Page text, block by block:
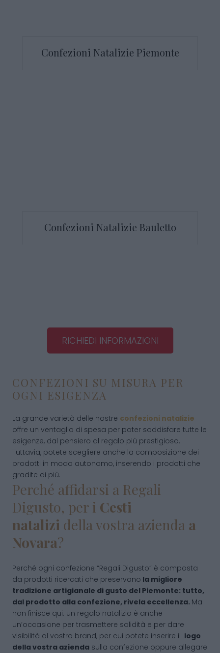
Confezioni Natalizie Piemonte
Confezioni Natalizie Bauletto
RICHIEDI INFORMAZIONI
CONFEZIONI SU MISURA PER
OGNI ESIGENZA
La grande varietà delle nostre confezioni natalizie
offre un ventaglio di spesa per poter soddisfare tutte le
esigenze, dal pensiero al regalo più prestigioso.
Tuttavia, potete scegliere anche la composizione dei
prodotti in modo autonomo, inserendo i prodotti che
gradite di più.
Perché affidarsi a Regali
Digusto, per i Cesti
natalizi della vostra azienda a
Novara?
Perché ogni confezione “Regali Digusto” è composta
da prodotti ricercati che preservano la migliore
tradizione artigianale di gusto del Piemonte: tutto,
dal prodotto alla confezione, rivela eccellenza. Ma
non finisce qui: un regalo natalizio è anche
un’occasione per trasmettere solidità e per dare
visibilità al vostro brand, per cui potete inserire il logo
della vostra azienda sulla confezione oppure allegare